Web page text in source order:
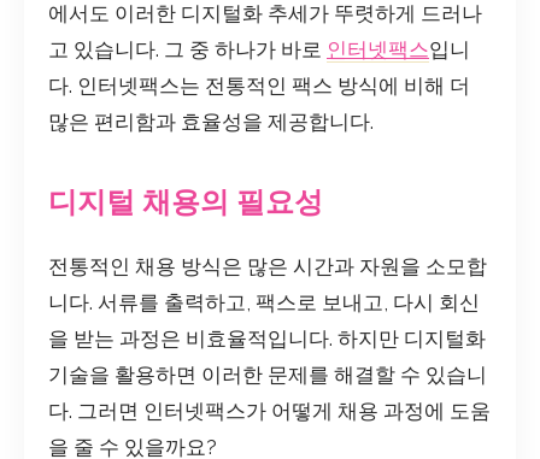
에서도 이러한 디지털화 추세가 뚜렷하게 드러나
고 있습니다. 그 중 하나가 바로 인터넷팩스입니
다. 인터넷팩스는 전통적인 팩스 방식에 비해 더
많은 편리함과 효율성을 제공합니다.
디지털 채용의 필요성
전통적인 채용 방식은 많은 시간과 자원을 소모합
니다. 서류를 출력하고, 팩스로 보내고, 다시 회신
을 받는 과정은 비효율적입니다. 하지만 디지털화
기술을 활용하면 이러한 문제를 해결할 수 있습니
다. 그러면 인터넷팩스가 어떻게 채용 과정에 도움
을 줄 수 있을까요?